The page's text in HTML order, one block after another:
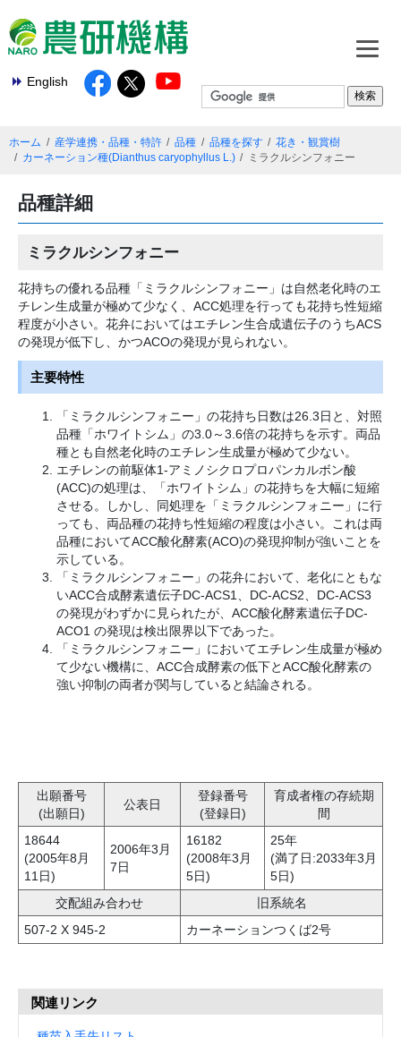
English
ホーム 産学連携・品種・特許 品種 品種を探す
花き・観賞樹
カーネーション種(Dianthus caryophyllus L.)
ミラクルシンフォニー
品種詳細
ミラクルシンフォニー
花持ちの優れる品種「ミラクルシンフォニー」は自然老化時のエ
チレン生成量が極めて少なく、ACC処理を行っても花持ち性短縮
程度が小さい。花弁においてはエチレン生合成遺伝子のうちACS
の発現が低下し、かつACOの発現が見られない。
主要特性
「ミラクルシンフォニー」の花持ち日数は26.3日と、対照
品種「ホワイトシム」の3.0～3.6倍の花持ちを示す。両品
種とも自然老化時のエチレン生成量が極めて少ない。
エチレンの前駆体1-アミノシクロプロパンカルボン酸
(ACC)の処理は、「ホワイトシム」の花持ちを大幅に短縮
させる。しかし、同処理を「ミラクルシンフォニー」に行
っても、両品種の花持ち性短縮の程度は小さい。これは両
品種においてACC酸化酵素(ACO)の発現抑制が強いことを
示している。
「ミラクルシンフォニー」の花弁において、老化にともな
いACC合成酵素遺伝子DC-ACS1、DC-ACS2、DC-ACS3
の発現がわずかに見られたが、ACC酸化酵素遺伝子DC-
ACO1 の発現は検出限界以下であった。
「ミラクルシンフォニー」においてエチレン生成量が極め
て少ない機構に、ACC合成酵素の低下とACC酸化酵素の
強い抑制の両者が関与していると結論される。
出願番号
(出願日)
公表日
登録番号
(登録日)
育成者権の存続期
間
18644
(2005年8月
11日)
2006年3月
7日
16182
(2008年3月
5日)
25年
(満了日:2033年3月
5日)
交配組み合わせ
旧系統名
507-2 X 945-2
カーネーションつくば2号
関連リンク